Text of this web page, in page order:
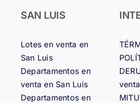
SAN LUIS
Lotes en venta en
San Luis
Departamentos en
venta en San Luis
Departamentos en